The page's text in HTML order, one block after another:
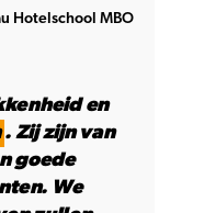
Hotelschool MBO
en
. Zij zijn van
goede
We